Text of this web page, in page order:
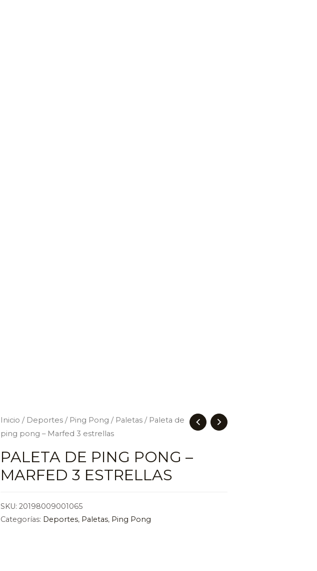
Inicio / Deportes / Ping Pong / Paletas / Paleta de
ping pong – Marfed 3 estrellas
PALETA DE PING PONG –
MARFED 3 ESTRELLAS
SKU:20198009001065
Categorías: Deportes, Paletas, Ping Pong